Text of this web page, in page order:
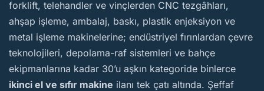
forklift, telehandler ve vinçlerden CNC tezgâhları,
ahşap işleme, ambalaj, baskı, plastik enjeksiyon ve
metal işleme makinelerine; endüstriyel fırınlardan çevre
teknolojileri, depolama-raf sistemleri ve bahçe
ekipmanlarına kadar 30’u aşkın kategoride binlerce
ikinci el ve sıfır makine ilanı tek çatı altında. Şeffaf